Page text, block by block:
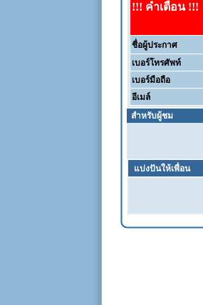
!!! คำเตือน !!!
ชื่อผู้ประกาศ
เบอร์โทรศัพท์
เบอร์มือถือ
อีเมล์
สำหรับผู้ชม
แบ่งปันให้เพื่อน